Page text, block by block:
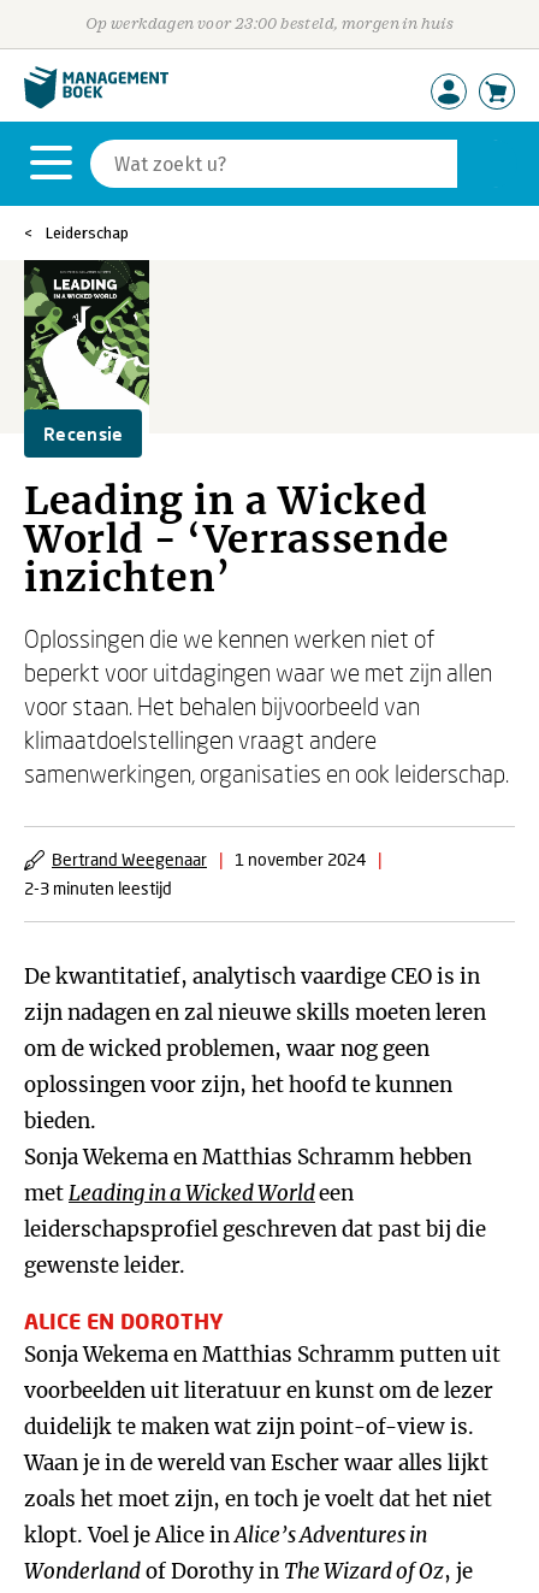
Op werkdagen voor 23:00 besteld, morgen in huis
Leiderschap
Recensie
Leading in a Wicked
World - ‘Verrassende
inzichten’
Oplossingen die we kennen werken niet of
beperkt voor uitdagingen waar we met zijn allen
voor staan. Het behalen bijvoorbeeld van
klimaatdoelstellingen vraagt andere
samenwerkingen, organisaties en ook leiderschap.
Bertrand Weegenaar | 1 november 2024
|
2-3 minuten leestijd
De kwantitatief, analytisch vaardige CEO is in
zijn nadagen en zal nieuwe skills moeten leren
om de wicked problemen, waar nog geen
oplossingen voor zijn, het hoofd te kunnen
bieden.
Sonja Wekema en Matthias Schramm hebben
metLeading in a Wicked Worldeen
leiderschapsprofiel geschreven dat past bij die
gewenste leider.
ALICE EN DOROTHY
Sonja Wekema en Matthias Schramm putten uit
voorbeelden uit literatuur en kunst om de lezer
duidelijk te maken wat zijn point-of-view is.
Waan je in de wereld van Escher waar alles lijkt
zoals het moet zijn, en toch je voelt dat het niet
klopt. Voel je Alice inAlice’s Adventures in
Wonderlandof Dorothy in The Wizard of Oz, je